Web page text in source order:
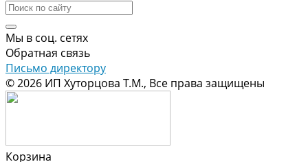
Мы в соц. сетях
Обратная связь
Письмо директору
© 2026 ИП Хуторцова Т.М., Все права защищены
Корзина